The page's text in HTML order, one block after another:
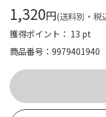
1,320円(送料別・税
獲得ポイント： 13 pt
商品番号
9979401940